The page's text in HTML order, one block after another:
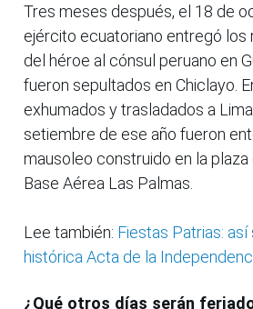
Tres meses después, el 18 de
ejército ecuatoriano entregó
del héroe al cónsul peruano en
fueron sepultados en Chiclayo.
exhumados y trasladados a
setiembre de ese año fueron
mausoleo construido en la plaza
Base Aérea Las Palmas.
Lee también: Fiestas Patrias:
histórica Acta de la
¿Qué otros días serán